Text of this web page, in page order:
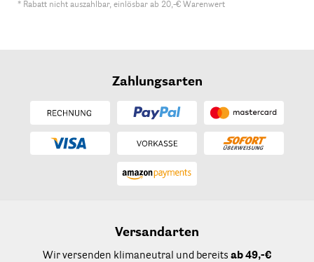
* Rabatt nicht auszahlbar, einlösbar ab 20,-€ Warenwert
Zahlungsarten
Versandarten
Wir versenden klimaneutral und bereits ab 49,-€